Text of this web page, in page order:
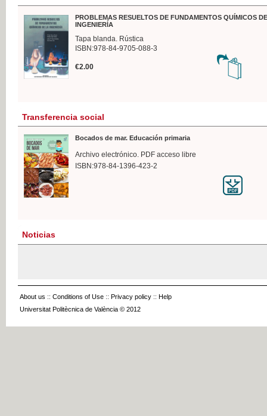
PROBLEMAS RESUELTOS DE FUNDAMENTOS QUÍMICOS
INGENIERÍA
Tapa blanda. Rústica
ISBN:978-84-9705-088-3
€2.00
Transferencia social
Bocados de mar. Educación primaria
Archivo electrónico. PDF acceso libre
ISBN:978-84-1396-423-2
Noticias
About us :: Conditions of Use :: Privacy policy :: Help
Universitat Politècnica de València © 2012